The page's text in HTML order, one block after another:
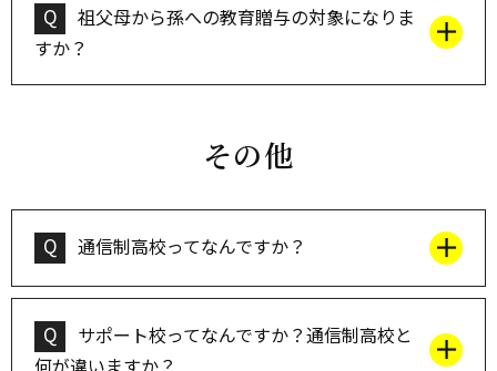
Q
祖父母から孫への教育贈与の対象になりま
すか？
その他
Q 通信制高校ってなんですか？
Q
サポート校ってなんですか？通信制高校と
何が違いますか？